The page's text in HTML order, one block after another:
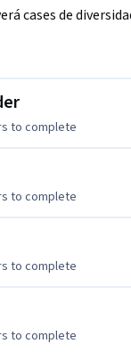
cases de
a
de executivos,
conceitos, técnicas e
o
foram
você será capaz de
to complete
to complete
to complete
to complete